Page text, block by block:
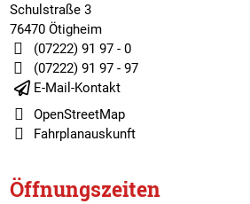
Schulstraße 3
76470 Ötigheim
(07222) 91 97 - 0
(07222) 91 97 - 97
E-Mail-Kontakt
OpenStreetMap
Fahrplanauskunft
Öffnungszeiten